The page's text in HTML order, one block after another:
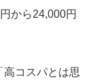
から24,000円
高コスパとは思